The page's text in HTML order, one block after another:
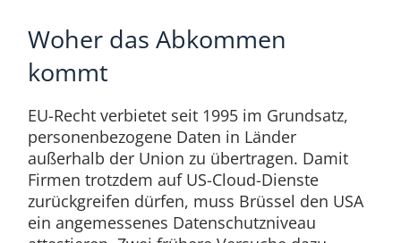
Woher das Abkommen
kommt
EU-Recht verbietet seit 1995 im Grundsatz,
personenbezogene Daten in Länder
außerhalb der Union zu übertragen. Damit
Firmen trotzdem auf US-Cloud-Dienste
zurückgreifen dürfen, muss Brüssel den USA
ein angemessenes Datenschutzniveau